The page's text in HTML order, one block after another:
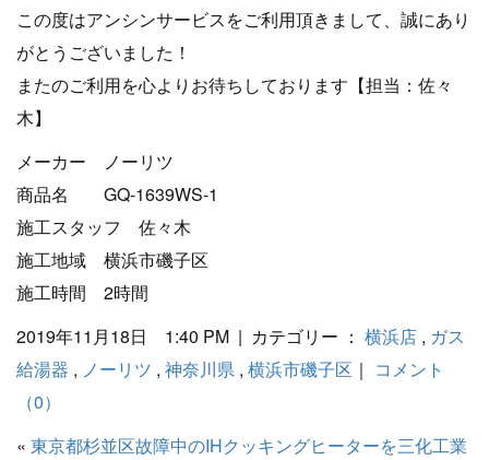
この度はアンシンサービスをご利用頂きまして、誠にあり
がとうございました！
またのご利用を心よりお待ちしております【担当：佐々
木】
メーカー ノーリツ
商品名 GQ-1639WS-1
施工スタッフ 佐々木
施工地域 横浜市磯子区
施工時間 2時間
2019年11月18日 1:40 PM | カテゴリー ： 横浜店 , ガス
給湯器 , ノーリツ , 神奈川県 , 横浜市磯子区 ｜ コメント
（0）
« 東京都杉並区故障中のIHクッキングヒーターを三化工業